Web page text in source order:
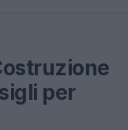
per